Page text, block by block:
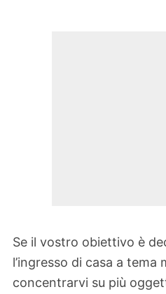
Se il vostro obiettivo è
l’ingresso di casa a tema
concentrarvi su più